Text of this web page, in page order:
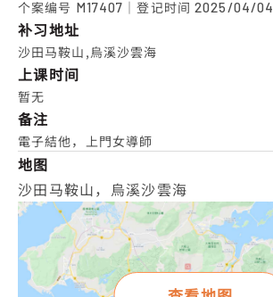
个案编号 M17407 ｜登记时间2025/04/04
补习地址
沙田马鞍山,烏溪沙雲海
上课时间
暂无
备注
電子結他，上門女導師
地图
沙田马鞍山，烏溪沙雲海